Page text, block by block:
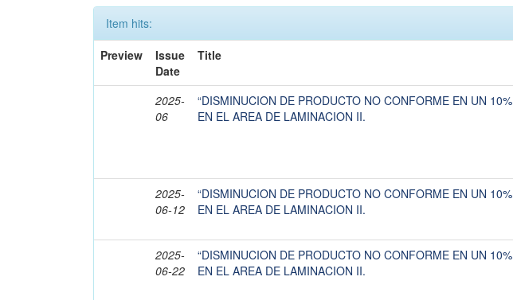
Item hits:
Preview
Issue
Date
Title
2025-
06
“DISMINUCION DE PRODUCTO NO CONFORME EN UN 10%
EN EL AREA DE LAMINACION II.
2025-
06-12
“DISMINUCION DE PRODUCTO NO CONFORME EN UN 10%
EN EL AREA DE LAMINACION II.
2025-
06-22
“DISMINUCION DE PRODUCTO NO CONFORME EN UN 10%
EN EL AREA DE LAMINACION II.